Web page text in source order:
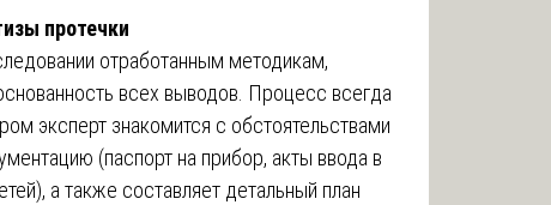
протечки
отработанным методикам,
всех выводов. Процесс всегда
эксперт знакомится с обстоятельствами
(паспорт на прибор, акты ввода в
а также составляет детальный план